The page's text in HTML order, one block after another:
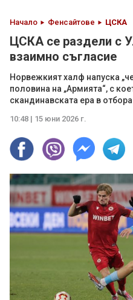
Начало Фенсайтове ЦСКА
ЦСКА се раздели с
взаимно съгласие
Норвежкият халф напуска
половина на „Армията“, с
скандинавската ера в отбора
10:48 | 15 юни 2026 г.